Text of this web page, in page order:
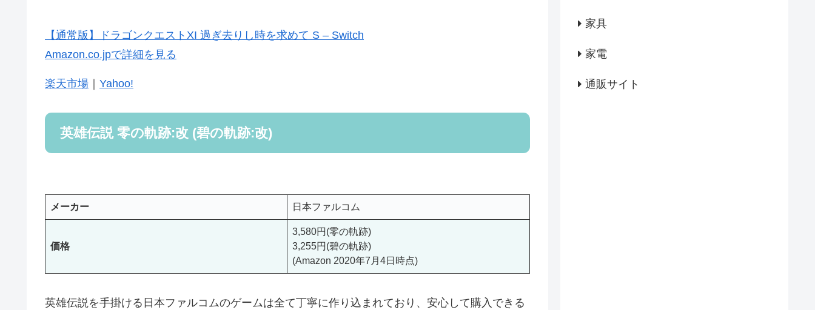
【通常版】ドラゴンクエストXI 過ぎ去りし時を求めて S – Switch
Amazon.co.jpで詳細を見る
楽天市場 ｜ Yahoo!
英雄伝説 零の軌跡:改 (碧の軌跡:改)
メーカー 日本ファルコム
価格
3,580円(零の軌跡)
3,255円(碧の軌跡)
(Amazon 2020年7月4日時点)
英雄伝説を手掛ける日本ファルコムのゲームは全て丁寧に作り込まれており、安心して購入できる
家具
家電
通販サイト